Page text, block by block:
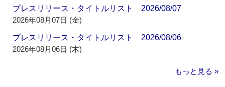
プレスリリース・タイトルリスト 2026/08/07
2026年08月07日 (金)
プレスリリース・タイトルリスト 2026/08/06
2026年08月06日 (木)
もっと見る »